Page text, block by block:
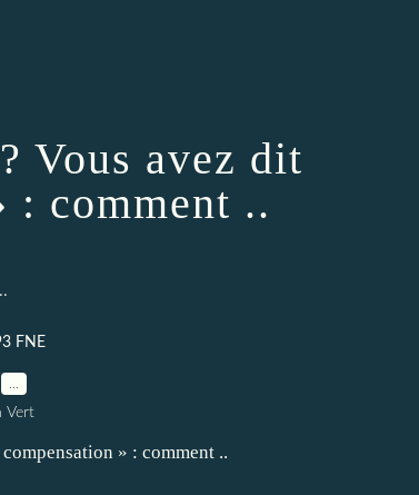
Vous avez dit
: comment ..
FNE
Vert